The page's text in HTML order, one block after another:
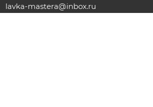
lavka-mastera@inbox.ru